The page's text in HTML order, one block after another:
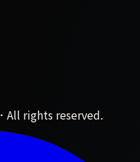
．All rights reserved.